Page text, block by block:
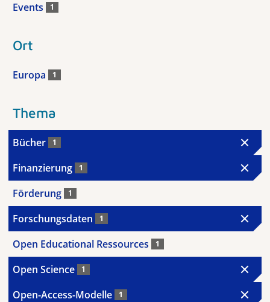
Events 1
Ort
Europa 1
Thema
Bücher 1
Finanzierung 1
Förderung 1
Forschungsdaten 1
Open Educational Ressources 1
Open Science 1
Open-Access-Modelle 1